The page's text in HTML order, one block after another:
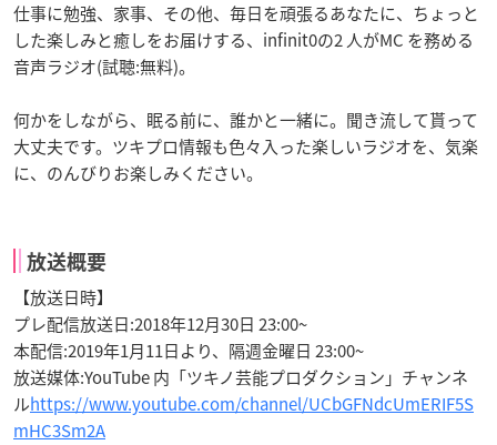
仕事に勉強、家事、その他、毎日を頑張るあなたに、ちょっと
した楽しみと癒しをお届けする、infinit0の2 人がMC を務める
音声ラジオ(試聴:無料)。
何かをしながら、眠る前に、誰かと一緒に。聞き流して貰って
大丈夫です。ツキプロ情報も色々入った楽しいラジオを、気楽
に、のんびりお楽しみください。
放送概要
【放送日時】
プレ配信放送日:2018年12月30日 23:00~
本配信:2019年1月11日より、隔週金曜日 23:00~
放送媒体:YouTube 内「ツキノ芸能プロダクション」チャンネ
ルhttps://www.youtube.com/channel/UCbGFNdcUmERIF5S
mHC3Sm2A